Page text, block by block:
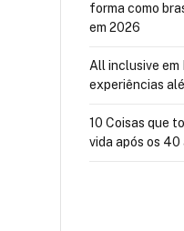
forma como
em 2026
All inclusive
experiências
10 Coisas que
vida após os 40